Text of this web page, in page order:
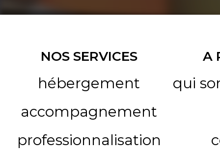
NOS SERVICES
hébergement
accompagnement
professionnalisation
A
qui